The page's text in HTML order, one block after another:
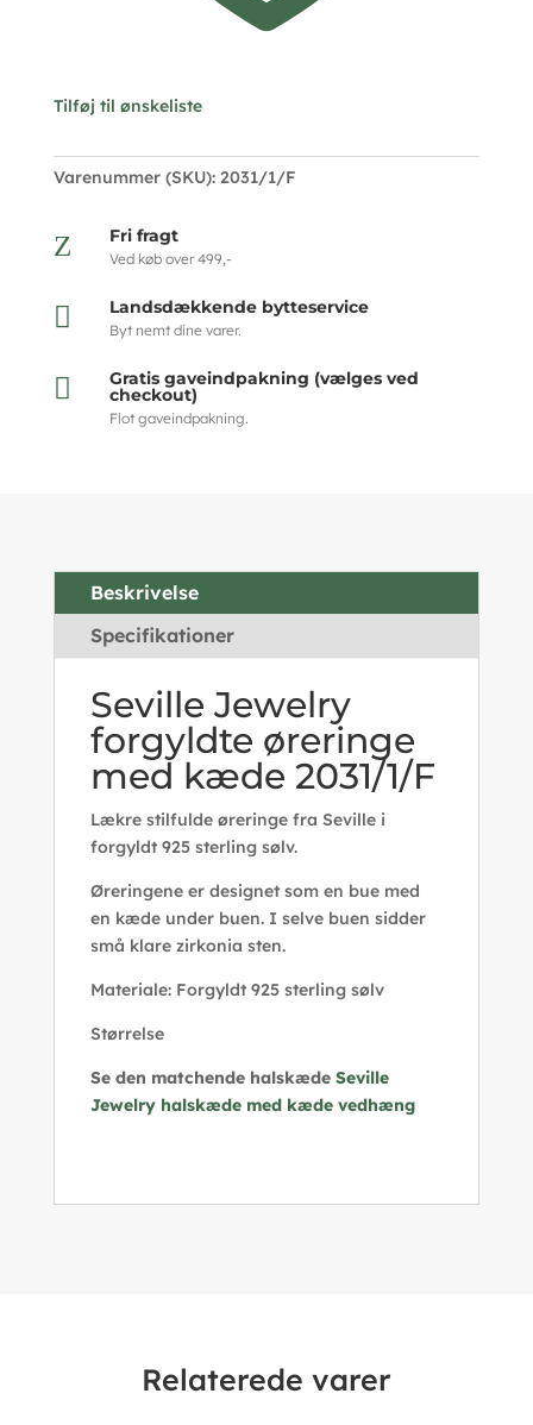
Tilføj til ønskeliste
Varenummer (SKU): 2031/1/F
Z Fri fragt
Ved køb over 499,-
 Landsdækkende bytteservice
Byt nemt dine varer.
 Gratis gaveindpakning (vælges ved
checkout)
Flot gaveindpakning.
Beskrivelse
Specifikationer
Seville Jewelry
forgyldte øreringe
med kæde 2031/1/F
Lækre stilfulde øreringe fra Seville i
forgyldt 925 sterling sølv.
Øreringene er designet som en bue med
en kæde under buen. I selve buen sidder
små klare zirkonia sten.
Materiale: Forgyldt 925 sterling sølv
Størrelse
Se den matchende halskæde Seville
Jewelry halskæde med kæde vedhæng
Relaterede varer